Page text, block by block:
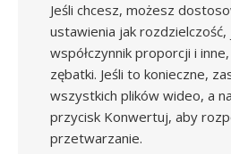
Jeśli chcesz, możesz
ustawienia jak rozdzielczość,
współczynnik proporcji i
zębatki. Jeśli to konieczne,
wszystkich plików wideo, a
przycisk Konwertuj, aby
przetwarzanie.